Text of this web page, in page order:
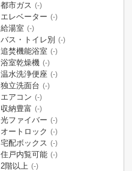
都市ガス (-)
エレベーター (-)
給湯室 (-)
バス・トイレ別 (-)
追焚機能浴室 (-)
浴室乾燥機 (-)
温水洗浄便座 (-)
独立洗面台 (-)
エアコン (-)
収納豊富 (-)
光ファイバー (-)
オートロック (-)
宅配ボックス (-)
住戸内覧可能 (-)
2階以上 (-)